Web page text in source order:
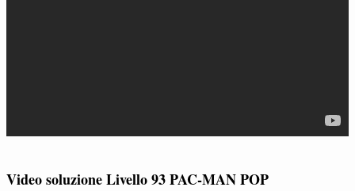
Video soluzione Livello 93 PAC-MAN POP